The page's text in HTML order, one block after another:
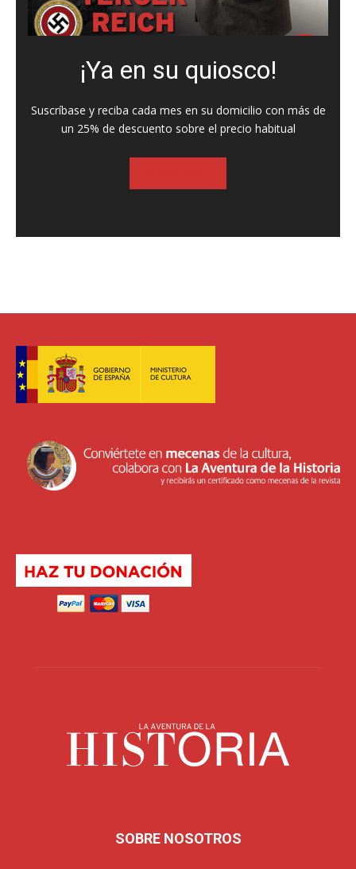
¡Ya en su quiosco!
Suscríbase y reciba cada mes en su domicilio con más de
un 25% de descuento sobre el precio habitual
SOBRE NOSOTROS